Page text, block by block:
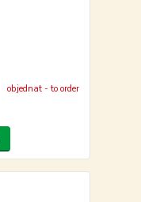
objednat - to order